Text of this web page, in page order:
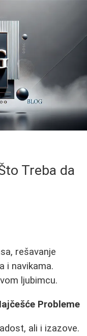
Treba da
rešavanje
i navikama.
ljubimcu.
Probleme
ali i izazove.